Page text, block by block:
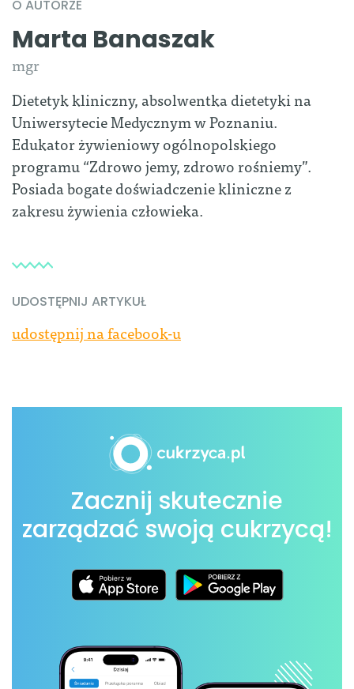
O AUTORZE
Marta Banaszak
mgr
Dietetyk kliniczny, absolwentka dietetyki na
Uniwersytecie Medycznym w Poznaniu.
Edukator żywieniowy ogólnopolskiego
programu “Zdrowo jemy, zdrowo rośniemy”.
Posiada bogate doświadczenie kliniczne z
zakresu żywienia człowieka.
UDOSTĘPNIJ ARTYKUŁ
udostępnij na facebook-u
Zacznij skutecznie
zarządzać swoją cukrzycą!